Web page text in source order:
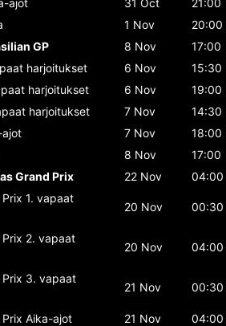
1 Nov
20:00
GP
8 Nov
17:00
harjoitukset 6 Nov
15:30
harjoitukset 6 Nov
19:00
harjoitukset 7 Nov
14:30
7 Nov
18:00
8 Nov
17:00
Grand Prix
22 Nov
04:00
1. vapaat
20 Nov 00:30
2. vapaat
20 Nov 04:00
3. vapaat
21 Nov 00:30
Aika-ajot 21 Nov
04:00